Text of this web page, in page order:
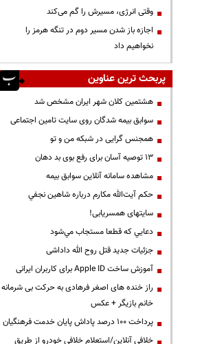
وقتی انرژی، مسیرش را گم می‌کند
اجازه باز شدن مسیر دوم در تنگه هرمز را
نخواهیم داد
پربحث ترین عناوین
هشتمین کلان شهر ایران مشخص شد
سوابق بیمه شدگان روی سایت تامین اجتماعی
همجنس گرایی در شبکه من و تو
13 توصیه آسان برای رفع بوی بد دهان
مشاهده سامانه آنلاين سوابق بیمه
حكم آيت‌الله مكارم درباره شاهين نجفي
سایتهای همسریابی!
دعايي كه قطعا مستجاب مي‌شود
جزئیات جدید قتل روح الله داداشی
آموزش ساخت Apple ID برای کاربران ایرانی
راز خنده های اصغر فرهادی به حرکت بی شرمانه
خانم بازیگر + عکس
پرداخت ۱۰۰ درصد پاداش پایان خدمت فرهنگیان
خلافی آنلاین/استعلام خلافی خودرو از طریق